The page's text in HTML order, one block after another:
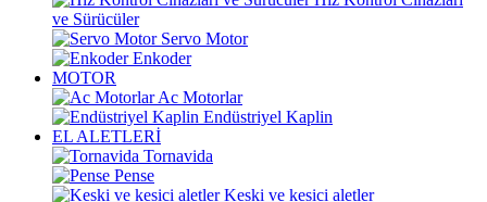
ve Sürücüler
Servo Motor
Enkoder
MOTOR
Ac Motorlar
Endüstriyel Kaplin
EL ALETLERİ
Tornavida
Pense
Keski ve kesici aletler